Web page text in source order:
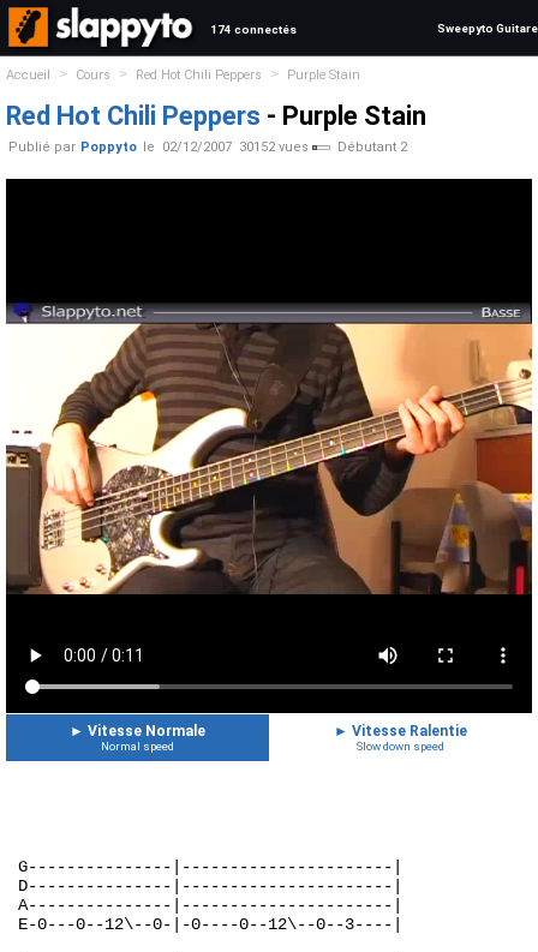
174 connectés Sweepyto Guitare
Accueil > Cours > Red Hot Chili Peppers > Purple Stain
Red Hot Chili Peppers - Purple Stain
Publié par Poppyto le 02/12/2007 30152 vues Débutant 2
► Vitesse Normale
Normal speed
► Vitesse Ralentie
Slow down speed
G---------------|----------------------|
D---------------|----------------------|
A---------------|----------------------|
E-0---0--12\--0-|-0----0--12\--0--3----|